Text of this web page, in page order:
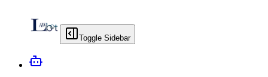
Toggle Sidebar